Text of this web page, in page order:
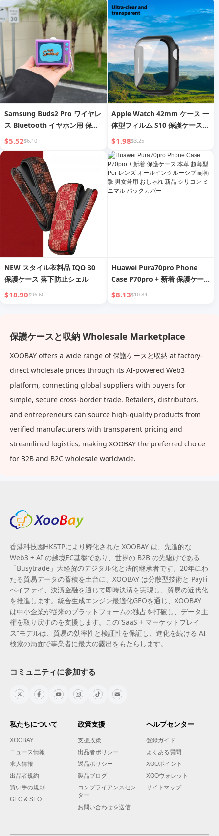
ス ウォッチバンド KAN-B19
Sikai 互換
Samsung Buds2 Pro ワイヤレ
ス Bluetooth イヤホン用 保護
ケース
$5.52$6.10
Apple Watch 42mm ケース 一
体型フィルム S10 保護ケース
46mm ガラスケース
$1.98$3.25
NEW スタイル衣料品 IQO 30
保護ケース 落下防止シェル
$18.90$96.60
Huawei Pura70pro Phone
Case P70pro + 新着 保護ケー
ス 本革 超薄型 Por レンズ オー
$8.13$10.84
保護ケースと収納 Wholesale Marketplace
XOOBAY offers a wide range of 保護ケースと収納 at factory-
direct wholesale prices through its AI-powered Web3
platform, connecting global suppliers with buyers for
simple, secure cross-border trade. Retailers, distributors,
and entrepreneurs can source high-quality products from
verified manufacturers with transparent pricing and
streamlined logistics, making XOOBAY the preferred choice
for B2B and B2C wholesale worldwide.
香港科技園HKSTPにより孵化された XOOBAY は、先進的な
Web3 + AI の越境EC基盤であり、世界の B2B の先駆けである
「Busytrade」大経贸のデジタル化と法的継承者です。20年にわ
たる貿易データの蓄積を土台に、XOOBAY は分散型技術と PayFi
ペイファイ、決済金融を通じて即時決済を実現し、貿易の近代化
を推進します。統合生成エンジン最適化GEOを通じ、XOOBAY
は中小企業が従来のプラットフォームの独占を打破し、データ主
権を取り戻すのを支援します。この“SaaS + マーケットプレイ
ス”モデルは、貿易の効率性と検証性を保証し、進化を続ける AI
検索の局面で事業者に最大の露出をもたらします。
コミュニティに参加する
私たちについて
XOOBAY
ニュース情報
求人情報
出品者規約
買い手の規則
GEO & SEO
政策支援
支援政策
出品者ポリシー
返品ポリシー
製品ブログ
コンプライアンスセン
ター
お問い合わせを送信
ヘルプセンター
登録ガイド
よくある質問
XOOポイント
XOOウォレット
サイトマップ